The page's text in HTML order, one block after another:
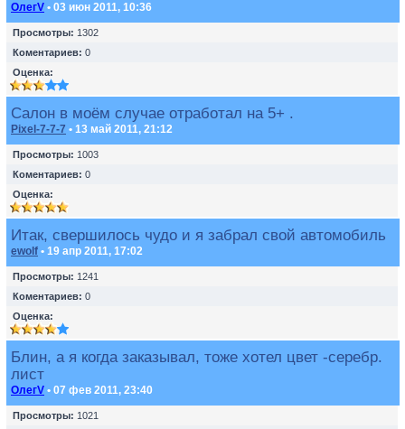
ОлегV • 03 июн 2011, 10:36
Просмотры: 1302
Коментариев: 0
Оценка:
Салон в моём случае отработал на 5+ .
Pixel-7-7-7 • 13 май 2011, 21:12
Просмотры: 1003
Коментариев: 0
Оценка:
Итак, свершилось чудо и я забрал свой автомобиль
ewolf • 19 апр 2011, 17:02
Просмотры: 1241
Коментариев: 0
Оценка:
Блин, а я когда заказывал, тоже хотел цвет -серебр.
лист
ОлегV • 07 фев 2011, 23:40
Просмотры: 1021